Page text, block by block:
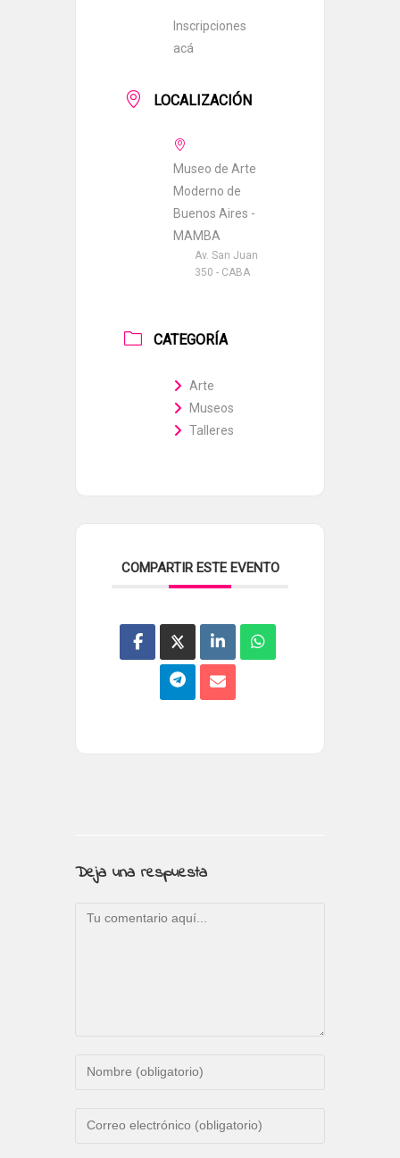
Inscripciones
acá
LOCALIZACIÓN
Museo de Arte
Moderno de
Buenos Aires -
MAMBA
Av. San Juan
350 - CABA
CATEGORÍA
Arte
Museos
Talleres
COMPARTIR ESTE EVENTO
Deja una respuesta
Comentario
Introduce
Introduce